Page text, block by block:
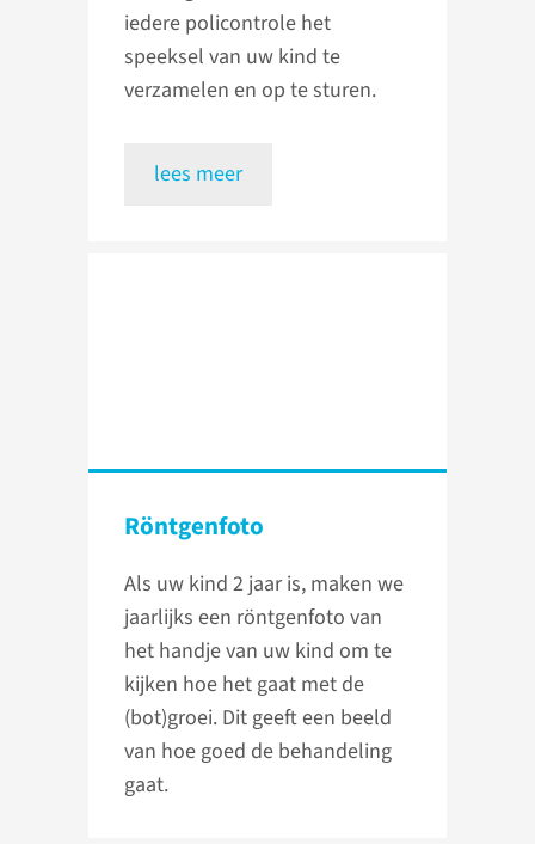
iedere policontrole het
speeksel van uw kind te
verzamelen en op te sturen.
lees meer
Röntgenfoto
Als uw kind 2 jaar is, maken we
jaarlijks een röntgenfoto van
het handje van uw kind om te
kijken hoe het gaat met de
(bot)groei. Dit geeft een beeld
van hoe goed de behandeling
gaat.